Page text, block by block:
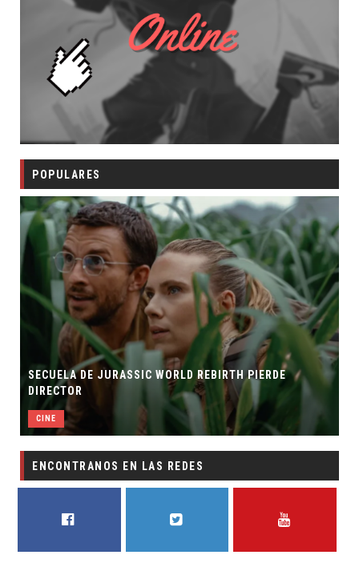
POPULARES
SECUELA DE JURASSIC WORLD REBIRTH PIERDE
DIRECTOR
CINE
ENCONTRANOS EN LAS REDES